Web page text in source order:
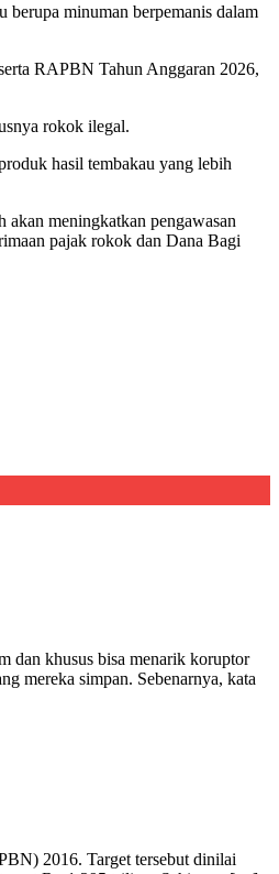
minuman berpemanis dalam
RAPBN Tahun Anggaran 2026,
rokok ilegal.
hasil tembakau yang lebih
akan meningkatkan pengawasan
pajak rokok dan Dana Bagi
dan khusus bisa menarik koruptor
mereka simpan. Sebenarnya, kata
2016. Target tersebut dinilai